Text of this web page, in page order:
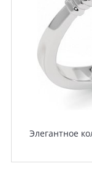
Элегантное